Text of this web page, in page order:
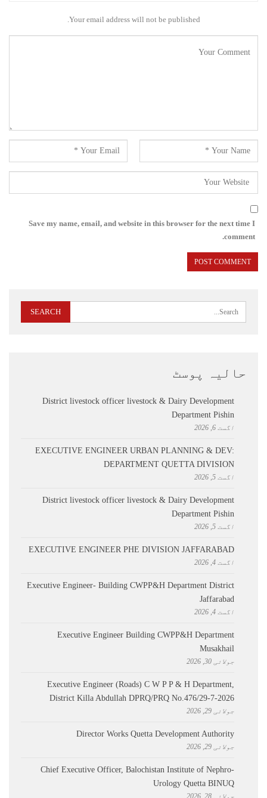
Your email address will not be published.
Save my name, email, and website in this browser for the next time I
comment.
حالیہ پوسٹ
District livestock officer livestock & Dairy Development
Department Pishin
اگست 6, 2026
EXECUTIVE ENGINEER URBAN PLANNING & DEV:
DEPARTMENT QUETTA DIVISION
اگست 5, 2026
District livestock officer livestock & Dairy Development
Department Pishin
اگست 5, 2026
EXECUTIVE ENGINEER PHE DIVISION JAFFARABAD
اگست 4, 2026
Executive Engineer- Building CWPP&H Department District
Jaffarabad
اگست 4, 2026
Executive Engineer Building CWPP&H Department
Musakhail
جولائی 30, 2026
Executive Engineer (Roads) C W P P & H Department,
District Killa Abdullah ​DPRQ/PRQ No.476/29-7-2026
جولائی 29, 2026
Director Works Quetta Development Authority
جولائی 29, 2026
Chief Executive Officer, Balochistan Institute of Nephro-
Urology Quetta BINUQ